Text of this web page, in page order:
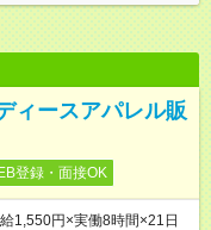
ースアパレル販
登録・面接OK
1,550円×実働8時間×21日